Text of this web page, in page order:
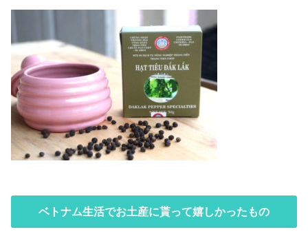
ベトナム生活でお土産に貰って嬉しかったもの